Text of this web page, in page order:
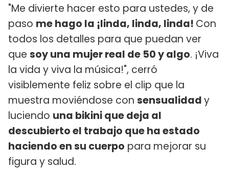
"Me divierte hacer esto para ustedes, y de
paso me hago la ¡linda, linda, linda! Con
todos los detalles para que puedan ver
que soy una mujer real de 50 y algo. ¡Viva
la vida y viva la música!", cerró
visiblemente feliz sobre el clip que la
muestra moviéndose con sensualidady
luciendo una bikini que deja al
descubierto el trabajo que ha estado
haciendo en su cuerpo para mejorar su
figura y salud.